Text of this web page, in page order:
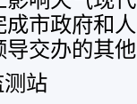
市政府和
交办的其
站